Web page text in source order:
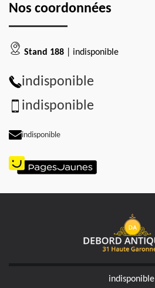
Nos coordonnées
Stand 188 | indisponible
indisponible
indisponible
indisponible
indisponible